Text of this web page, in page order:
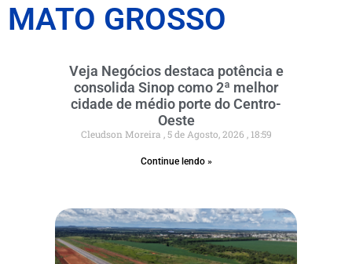
MATO GROSSO
Veja Negócios destaca potência e
consolida Sinop como 2ª melhor
cidade de médio porte do Centro-
Oeste
Cleudson Moreira 5 de Agosto, 2026 18:59
Continue lendo »